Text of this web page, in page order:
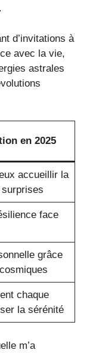
d’invitations à
avec la vie,
astrales
en 2025
accueillir la
face
grâce
chaque
la sérénité
m’a